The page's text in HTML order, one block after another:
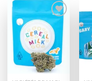
Add to
wishlist